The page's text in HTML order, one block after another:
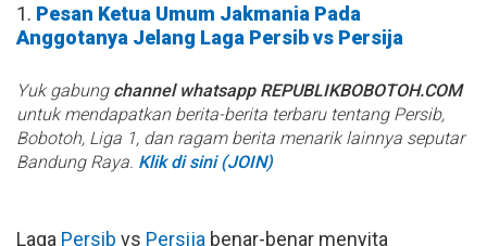
1. Pesan Ketua Umum Jakmania Pada
Anggotanya Jelang Laga Persib vs Persija
Yuk gabung channel whatsapp REPUBLIKBOBOTOH.COM
untuk mendapatkan berita-berita terbaru tentang Persib,
Bobotoh, Liga 1, dan ragam berita menarik lainnya seputar
Bandung Raya. Klik di sini (JOIN)
Laga Persib vs Persija benar-benar menyita